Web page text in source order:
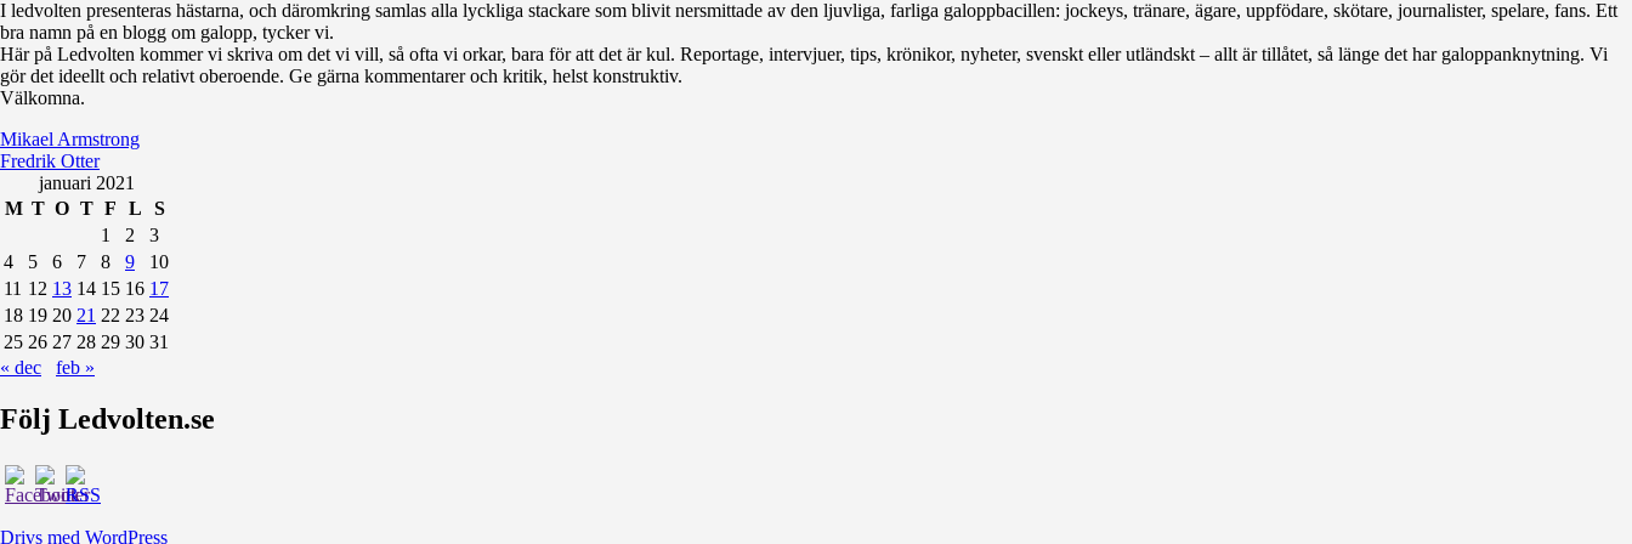
I ledvolten presenteras hästarna, och däromkring samlas alla lyckliga stackare som blivit nersmittade av den ljuvliga, farliga galoppbacillen: jockeys, tränare, ägare, uppfödare, skötare, journalister, spelare, fans. Ett
bra namn på en blogg om galopp, tycker vi.
Här på Ledvolten kommer vi skriva om det vi vill, så ofta vi orkar, bara för att det är kul. Reportage, intervjuer, tips, krönikor, nyheter, svenskt eller utländskt – allt är tillåtet, så länge det har galoppanknytning. Vi
gör det ideellt och relativt oberoende. Ge gärna kommentarer och kritik, helst konstruktiv.
Välkomna.
Mikael Armstrong
Fredrik Otter
januari 2021
M T O T F L
S
1
2
3
4
5 6 7 8 9
10
11 12 13 14 15 16 17
18 19 20 21 22 23 24
25 26 27 28 29 30 31
« dec
feb »
Följ Ledvolten.se
Drivs med WordPress